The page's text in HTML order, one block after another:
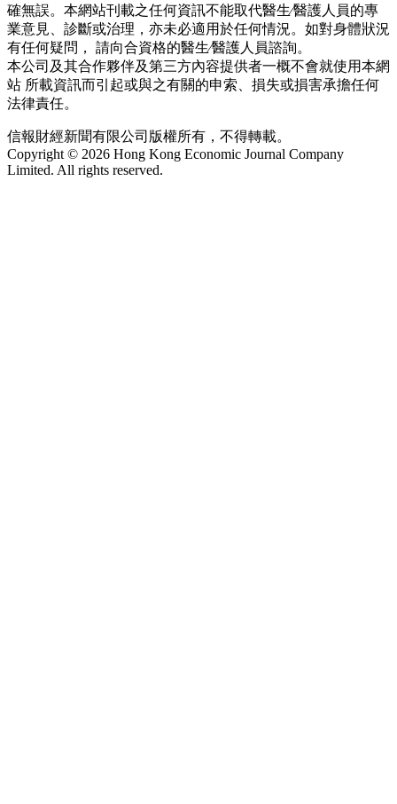
確無誤。本網站刊載之任何資訊不能取代醫生∕醫護人員的專
業意見、診斷或治理，亦未必適用於任何情況。如對身體狀況
有任何疑問， 請向合資格的醫生∕醫護人員諮詢。
本公司及其合作夥伴及第三方內容提供者一概不會就使用本網
站 所載資訊而引起或與之有關的申索、損失或損害承擔任何
法律責任。
信報財經新聞有限公司版權所有，不得轉載。
Copyright © 2026 Hong Kong Economic Journal Company
Limited. All rights reserved.